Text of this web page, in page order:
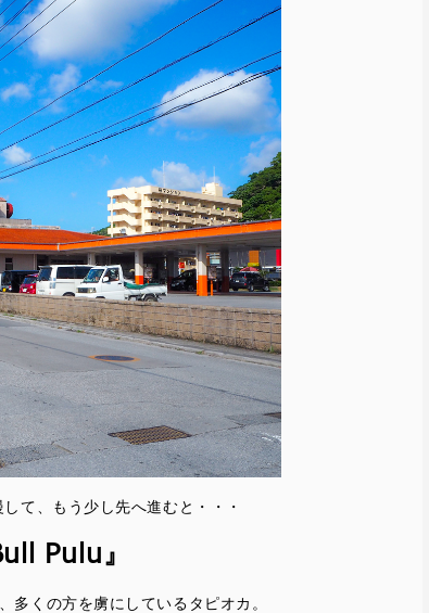
て、もう少し先へ進むと・・・
Pulu』
多くの方を虜にしているタピオカ。